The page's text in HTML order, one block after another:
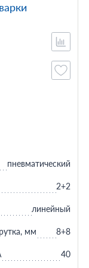
пневматический
2+2
линейный
мм 8+8
40